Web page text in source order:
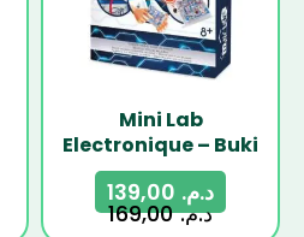
Mini Lab
Electronique – Buki
د.م.169,00
د.م.